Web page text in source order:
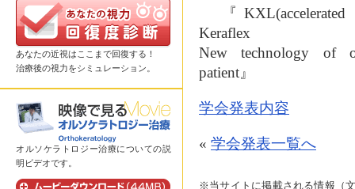
あなたの近視はここまで回復する！
治療後の視力をシミュレーション。
オルソケラトロジー治療についての説
明ビデオです。
『KXL(accelerated
Keraflex
New technology of
patient』
学会発表内容
« 学会発表一覧へ
※当サイトに掲載される情報（